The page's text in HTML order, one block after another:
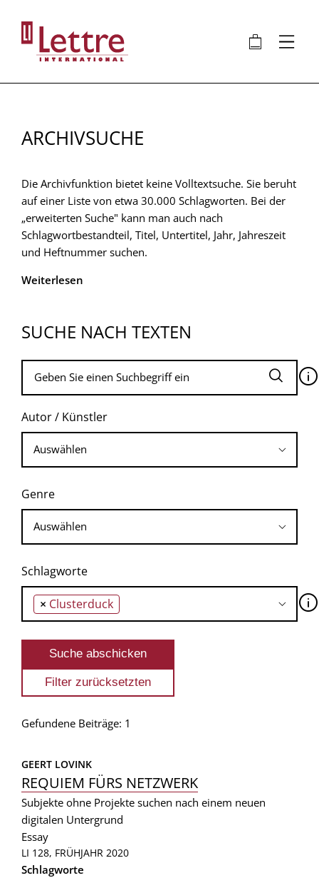
Inhalt
🛍 ⋮
ARCHIVSUCHE
Die Archivfunktion bietet keine Volltextsuche. Sie beruht
auf einer Liste von etwa 30.000 Schlagworten. Bei der
„erweiterten Suche" kann man auch nach
Schlagwortbestandteil, Titel, Untertitel, Jahr, Jahreszeit
und Heftnummer suchen.
Weiterlesen
SUCHE NACH TEXTEN
🛈
Autor / Künstler
Genre
Schlagworte
× Clusterduck 🛈
Gefundene Beiträge: 1
GEERT LOVINK
REQUIEM FÜRS NETZWERK
Subjekte ohne Projekte suchen nach einem neuen
digitalen Untergrund
Essay
LI 128, FRÜHJAHR 2020
Schlagworte